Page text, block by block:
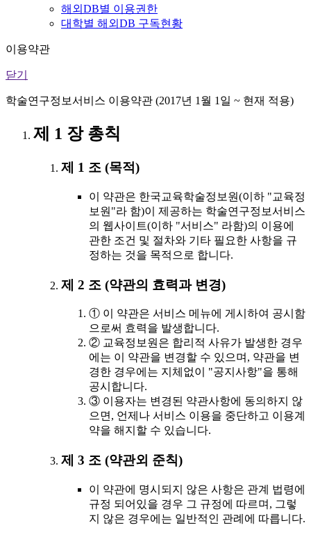
해외DB별 이용권한
대학별 해외DB 구독현황
이용약관
닫기
학술연구정보서비스 이용약관 (2017년 1월 1일 ~ 현재 적용)
제 1 장 총칙
제 1 조 (목적)
이 약관은 한국교육학술정보원(이하 "교육정
보원"라 함)이 제공하는 학술연구정보서비스
의 웹사이트(이하 "서비스" 라함)의 이용에
관한 조건 및 절차와 기타 필요한 사항을 규
정하는 것을 목적으로 합니다.
제 2 조 (약관의 효력과 변경)
① 이 약관은 서비스 메뉴에 게시하여 공시함
으로써 효력을 발생합니다.
② 교육정보원은 합리적 사유가 발생한 경우
에는 이 약관을 변경할 수 있으며, 약관을 변
경한 경우에는 지체없이 "공지사항"을 통해
공시합니다.
③ 이용자는 변경된 약관사항에 동의하지 않
으면, 언제나 서비스 이용을 중단하고 이용계
약을 해지할 수 있습니다.
제 3 조 (약관외 준칙)
이 약관에 명시되지 않은 사항은 관계 법령에
규정 되어있을 경우 그 규정에 따르며, 그렇
지 않은 경우에는 일반적인 관례에 따릅니다.